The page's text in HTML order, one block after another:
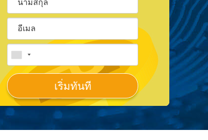
เริ่มทันที